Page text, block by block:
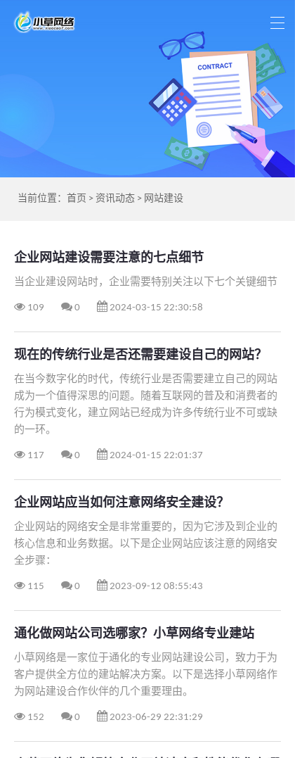
当前位置： 首页 >资讯动态 > 网站建设
企业网站建设需要注意的七点细节
当企业建设网站时，企业需要特别关注以下七个关键细节
109 0 2024-03-15 22:30:58
现在的传统行业是否还需要建设自己的网站？
在当今数字化的时代，传统行业是否需要建立自己的网站
成为一个值得深思的问题。随着互联网的普及和消费者的
行为模式变化，建立网站已经成为许多传统行业不可或缺
的一环。
117 0 2024-01-15 22:01:37
企业网站应当如何注意网络安全建设？
企业网站的网络安全是非常重要的，因为它涉及到企业的
核心信息和业务数据。以下是企业网站应该注意的网络安
全步骤：
115 0 2023-09-12 08:55:43
通化做网站公司选哪家？小草网络专业建站
小草网络是一家位于通化的专业网站建设公司，致力于为
客户提供全方位的建站解决方案。以下是选择小草网络作
为网站建设合作伙伴的几个重要理由。
152 0 2023-06-29 22:31:29